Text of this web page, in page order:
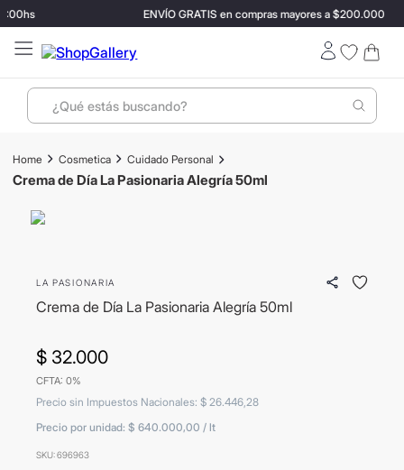
ENVÍO GRATIS en compras mayores a $200.000
¿Qué estás buscando?
Cosmetica Cuidado Personal
Crema de Día La Pasionaria Alegría 50ml
LA PASIONARIA
Crema de Día La Pasionaria Alegría 50ml
$ 32.000
CFTA: 0%
Precio sin Impuestos Nacionales: $ 26.446, 28
Precio por unidad: $ 640.000,00 / lt
SKU:696963
1. perfumes
5. bressia
7. mochila
8. carolina herrera
9. vino
10. tom ford